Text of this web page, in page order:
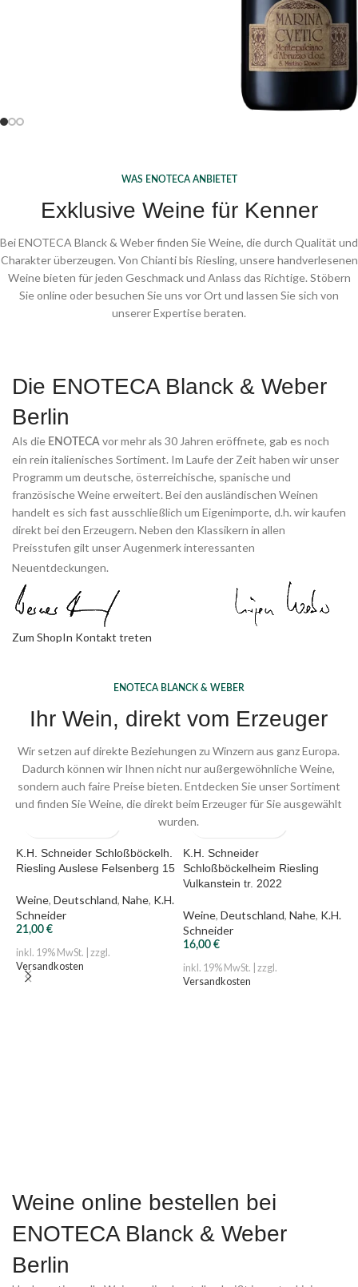
WAS ENOTECA ANBIETET
Exklusive Weine für Kenner
Bei ENOTECA Blanck & Weber finden Sie Weine, die durch Qualität und
Charakter überzeugen. Von Chianti bis Riesling, unsere handverlesenen
Weine bieten für jeden Geschmack und Anlass das Richtige. Stöbern
Sie online oder besuchen Sie uns vor Ort und lassen Sie sich von
unserer Expertise beraten.
Die ENOTECA Blanck & Weber
Berlin
Als die ENOTECA vor mehr als 30 Jahren eröffnete, gab es noch
ein rein italienisches Sortiment. Im Laufe der Zeit haben wir unser
Programm um deutsche, österreichische, spanische und
französische Weine erweitert. Bei den ausländischen Weinen
handelt es sich fast ausschließlich um Eigenimporte, d.h. wir kaufen
direkt bei den Erzeugern. Neben den Klassikern in allen
Preisstufen gilt unser Augenmerk interessanten
Neuentdeckungen.
Zum ShopIn Kontakt treten
ENOTECA BLANCK & WEBER
Ihr Wein, direkt vom Erzeuger
Wir setzen auf direkte Beziehungen zu Winzern aus ganz Europa.
Dadurch können wir Ihnen nicht nur außergewöhnliche Weine,
sondern auch faire Preise bieten. Entdecken Sie unser Sortiment
und finden Sie Weine, die direkt beim Erzeuger für Sie ausgewählt
wurden.
K.H. Schneider Schloßböckelh.
Riesling Auslese Felsenberg 15
Weine, Deutschland, Nahe, K.H.
Schneider
21,00 €
inkl. 19% MwSt. | zzgl.
Versandkosten
K.H. Schneider
Schloßböckelheim Riesling
Vulkanstein tr. 2022
Weine, Deutschland, Nahe, K.H.
Schneider
16,00 €
inkl. 19% MwSt. | zzgl.
Versandkosten
Weine online bestellen bei
ENOTECA Blanck & Weber
Berlin